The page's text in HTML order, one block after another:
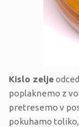
Kislo zelje
poplaknemo z
pretresemo v
pokuhamo